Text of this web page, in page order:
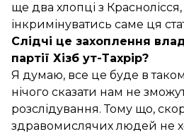
ще два хлопці з
інкримінуватись саме ця
Слідчі це захоплення
партії Хізб ут-Тахрір?
Я думаю, все це буде в
нічого сказати нам не
розслідування. Тому що,
здравомислячих людей не